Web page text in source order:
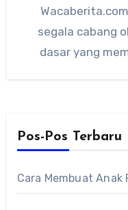
segala cabang
dasar yang
Pos-Pos Terbaru
Cara Membuat Anak